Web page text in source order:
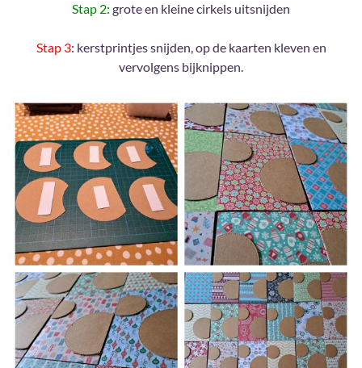
Stap 2: grote en kleine cirkels uitsnijden
Stap 3: kerstprintjes snijden, op de kaarten kleven en
vervolgens bijknippen.